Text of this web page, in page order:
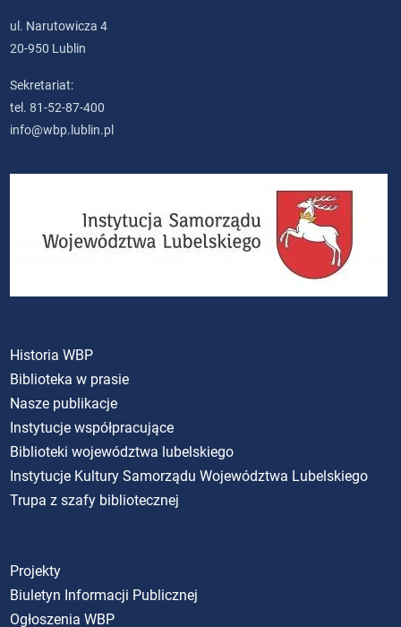
ul. Narutowicza 4
20-950 Lublin
Sekretariat:
tel. 81-52-87-400
info@wbp.lublin.pl
Historia WBP
Biblioteka w prasie
Nasze publikacje
Instytucje współpracujące
Biblioteki województwa lubelskiego
Instytucje Kultury Samorządu Województwa Lubelskiego
Trupa z szafy bibliotecznej
Projekty
Biuletyn Informacji Publicznej
Ogłoszenia WBP